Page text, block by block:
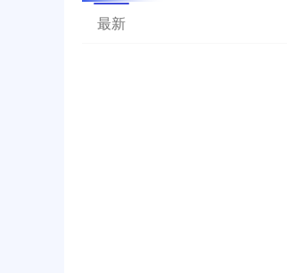
最新